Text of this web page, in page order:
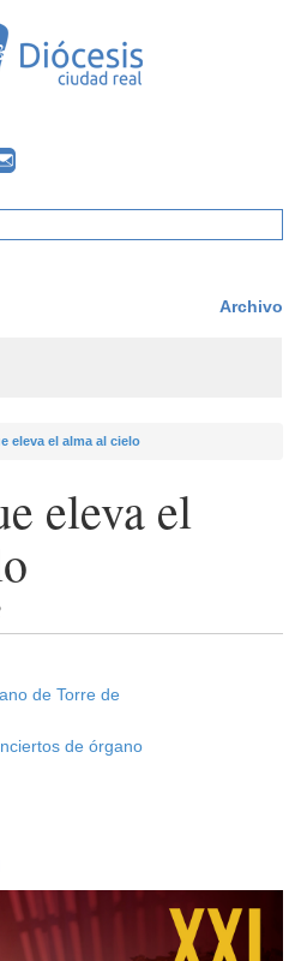
Archivo
eleva el alma al cielo
eleva el
de Torre de
de órgano